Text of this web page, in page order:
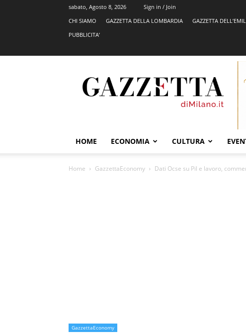
sabato, Agosto 8, 2026
Sign in / Join
CHI SIAMO
GAZZETTA DELLA LOMBARDIA GAZZETTA
PUBBLICITA’
HOME ECONOMIA CULTURA
Home GazzettaEconomy Dati Ocse su Pil e lavoro,
GazzettaEconomy